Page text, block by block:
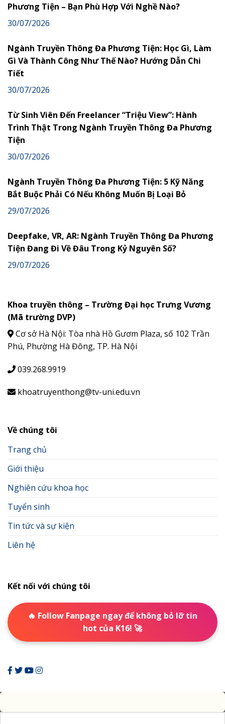
Phương Tiện – Bạn Phù Hợp Với Nghề Nào?
30/07/2026
Ngành Truyền Thông Đa Phương Tiện: Học Gì, Làm
Gì Và Thành Công Như Thế Nào? Hướng Dẫn Chi
Tiết
30/07/2026
Từ Sinh Viên Đến Freelancer “Triệu View”: Hành
Trình Thật Trong Ngành Truyền Thông Đa Phương
Tiện
30/07/2026
Ngành Truyền Thông Đa Phương Tiện: 5 Kỹ Năng
Bắt Buộc Phải Có Nếu Không Muốn Bị Loại Bỏ
29/07/2026
Deepfake, VR, AR: Ngành Truyền Thông Đa Phương
Tiện Đang Đi Về Đâu Trong Kỷ Nguyên Số?
29/07/2026
Khoa truyền thông – Trường Đại học Trưng Vương
(Mã trường DVP)
Cơ sở Hà Nội: Tòa nhà Hồ Gươm Plaza, số 102 Trần
Phú, Phường Hà Đông, TP. Hà Nội
039.268.9919
khoatruyenthong@tv-uni.edu.vn
Về chúng tôi
Trang chủ
Giới thiệu
Nghiên cứu khoa học
Tuyển sinh
Tin tức và sự kiện
Liên hệ
Kết nối với chúng tôi
🔥 Follow Fanpage ngay để không bỏ lỡ tin
hot của K16! 🚀